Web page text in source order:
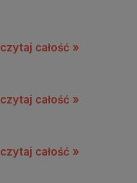
czytaj całość »
czytaj całość »
czytaj całość »